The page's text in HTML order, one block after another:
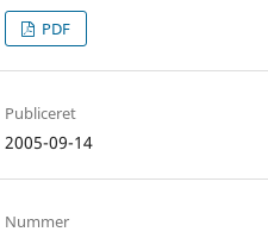
PDF
Publiceret
2005-09-14
Nummer